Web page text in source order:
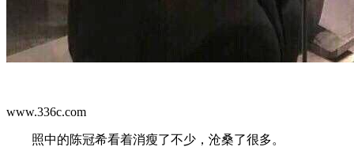
www.336c.com
照中的陈冠希看着消瘦了不少，沧桑了很多。